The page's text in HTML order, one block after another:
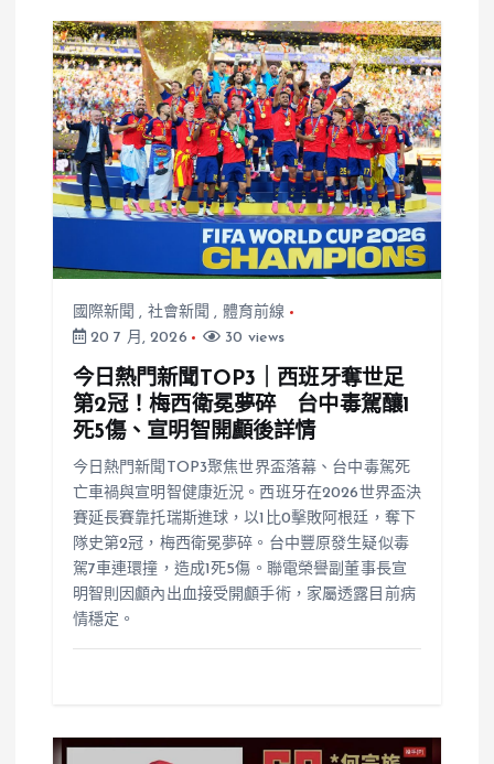
國際新聞 , 社會新聞 , 體育前線
20 7 月, 2026
30 views
今日熱門新聞TOP3｜西班牙奪世足
第2冠！梅西衛冕夢碎 台中毒駕釀1
死5傷、宣明智開顱後詳情
今日熱門新聞TOP3聚焦世界盃落幕、台中毒駕死
亡車禍與宣明智健康近況。西班牙在2026世界盃決
賽延長賽靠托瑞斯進球，以1比0擊敗阿根廷，奪下
隊史第2冠，梅西衛冕夢碎。台中豐原發生疑似毒
駕7車連環撞，造成1死5傷。聯電榮譽副董事長宣
明智則因顱內出血接受開顱手術，家屬透露目前病
情穩定。